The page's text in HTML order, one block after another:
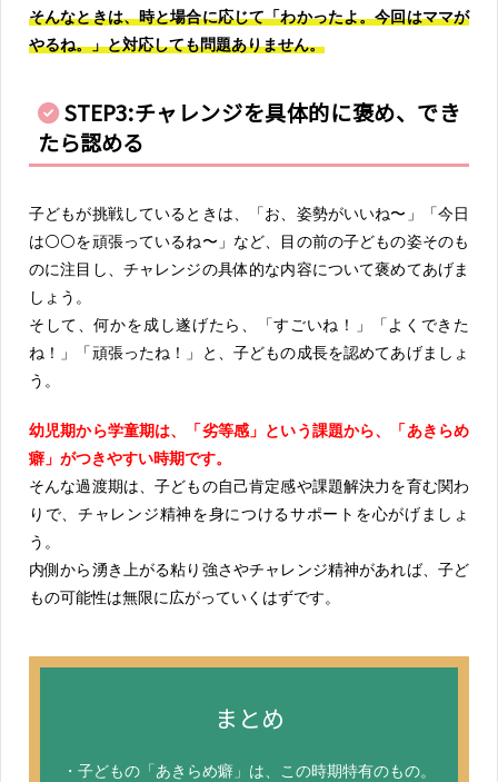
そんなときは、時と場合に応じて「わかったよ。今回はママが
やるね。」と対応しても問題ありません。
STEP3:チャレンジを具体的に褒め、でき
たら認める
子どもが挑戦しているときは、「お、姿勢がいいね〜」「今日
は⚪⚪を頑張っているね〜」など、目の前の子どもの姿そのも
のに注目し、チャレンジの具体的な内容について褒めてあげま
しょう。
そして、何かを成し遂げたら、「すごいね！」「よくできた
ね！」「頑張ったね！」と、子どもの成長を認めてあげましょ
う。
幼児期から学童期は、「劣等感」という課題から、「あきらめ
癖」がつきやすい時期です。
そんな過渡期は、子どもの自己肯定感や課題解決力を育む関わ
りで、チャレンジ精神を身につけるサポートを心がげましょ
う。
内側から湧き上がる粘り強さやチャレンジ精神があれば、子ど
もの可能性は無限に広がっていくはずです。
まとめ
・子どもの「あきらめ癖」は、この時期特有のもの。